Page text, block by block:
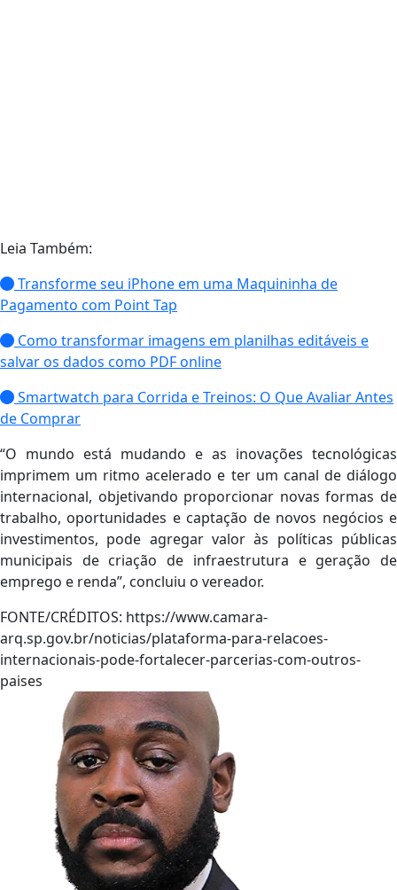
Leia Também:
Transforme seu iPhone em uma Maquininha de
Pagamento com Point Tap
Como transformar imagens em planilhas editáveis e
salvar os dados como PDF online
Smartwatch para Corrida e Treinos: O Que Avaliar Antes
de Comprar
“O mundo está mudando e as inovações tecnológicas
imprimem um ritmo acelerado e ter um canal de diálogo
internacional, objetivando proporcionar novas formas de
trabalho, oportunidades e captação de novos negócios e
investimentos, pode agregar valor às políticas públicas
municipais de criação de infraestrutura e geração de
emprego e renda”, concluiu o vereador.
FONTE/CRÉDITOS: https://www.camara-
arq.sp.gov.br/noticias/plataforma-para-relacoes-
internacionais-pode-fortalecer-parcerias-com-outros-
paises